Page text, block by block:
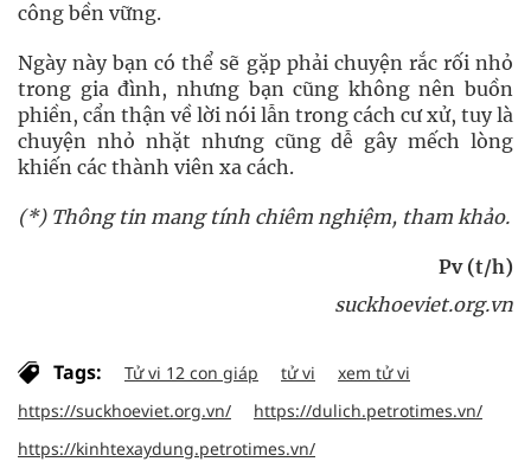
công bền vững.
Ngày này bạn có thể sẽ gặp phải chuyện rắc rối nhỏ
trong gia đình, nhưng bạn cũng không nên buồn
phiền, cẩn thận về lời nói lẫn trong cách cư xử, tuy là
chuyện nhỏ nhặt nhưng cũng dễ gây mếch lòng
khiến các thành viên xa cách.
(*) Thông tin mang tính chiêm nghiệm, tham khảo.
Pv (t/h)
suckhoeviet.org.vn
Tags: Tử vi 12 con giáp tử vi
xem tử vi
https://suckhoeviet.org.vn/
https://dulich.petrotimes.vn/
https://kinhtexaydung.petrotimes.vn/